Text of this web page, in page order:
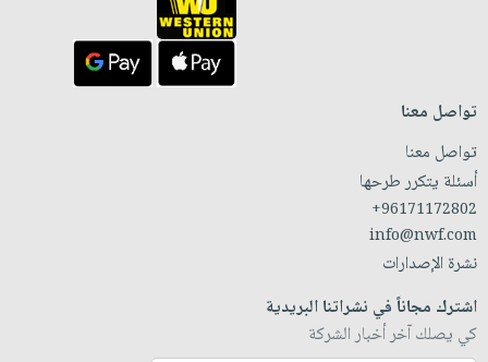
تواصل معنا
تواصل معنا
أسئلة يتكرر طرحها
+96171172802
info@nwf.com
نشرة الإصدارات
اشترك مجاناً في نشراتنا البريدية
كي يصلك آخر أخبار الشركة